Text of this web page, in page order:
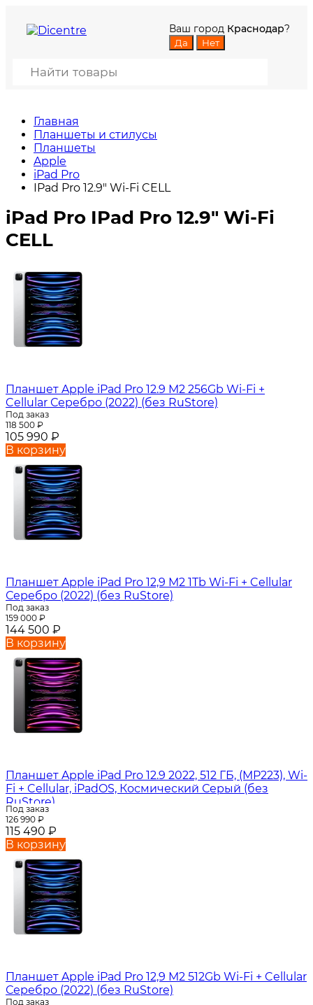
Ваш город Краснодар?
Главная
Планшеты и стилусы
Планшеты
Apple
iPad Pro
IPad Pro 12.9" Wi-Fi CELL
iPad Pro IPad Pro 12.9" Wi-Fi
CELL
Планшет Apple iPad Pro 12.9 M2 256Gb Wi-Fi +
Cellular Серебро (2022) (без RuStore)
Под заказ
118 500 ₽
105 990 ₽
В корзину
Планшет Apple iPad Pro 12,9 M2 1Tb Wi-Fi + Cellular
Серебро (2022) (без RuStore)
Под заказ
159 000 ₽
144 500 ₽
В корзину
Планшет Apple iPad Pro 12.9 2022, 512 ГБ, (MP223), Wi-
Fi + Cellular, iPadOS, Космический Серый (без
RuStore)
Под заказ
126 990 ₽
115 490 ₽
В корзину
Планшет Apple iPad Pro 12,9 M2 512Gb Wi-Fi + Cellular
Серебро (2022) (без RuStore)
Под заказ